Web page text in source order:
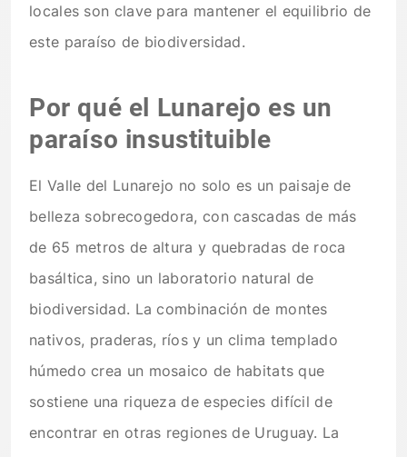
locales son clave para mantener el equilibrio de
este paraíso de biodiversidad.
Por qué el Lunarejo es un
paraíso insustituible
El Valle del Lunarejo no solo es un paisaje de
belleza sobrecogedora, con cascadas de más
de 65 metros de altura y quebradas de roca
basáltica, sino un laboratorio natural de
biodiversidad. La combinación de montes
nativos, praderas, ríos y un clima templado
húmedo crea un mosaico de habitats que
sostiene una riqueza de especies difícil de
encontrar en otras regiones de Uruguay. La